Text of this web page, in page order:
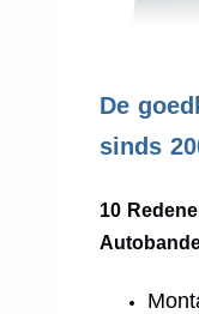
De
sinds
10